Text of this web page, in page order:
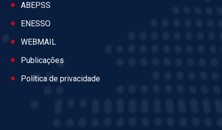
ABEPSS
ENESSO
WEBMAIL
Publicações
Política de privacidade